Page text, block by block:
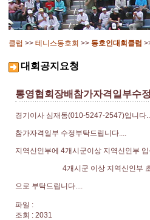
클럽 >> 테니스동호회 >> 동호인대회클럽
대회공지요청
통영협회장배참가자격일부수
경기이사 심재동(010-5247-2547)입니다
참가자격일부 수정부탁드립니다....
지역신인부에 4개시군이상 지역신인부 입
4개시군 이상 지역신인부 초과
으로 부탁드립니다....
파일 :
조회 : 2031